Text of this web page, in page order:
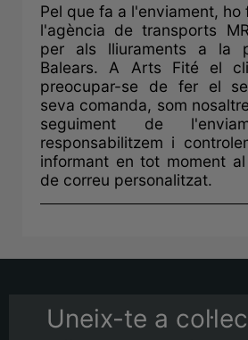
Pel que fa a l'enviament, ho
l'agència de transports
per als lliuraments a la
Balears. A Arts Fité el
preocupar-se de fer el
seva comanda, som
seguiment de
responsabilitzem i
informant en tot moment
de correu personalitzat.
Uneix-te a